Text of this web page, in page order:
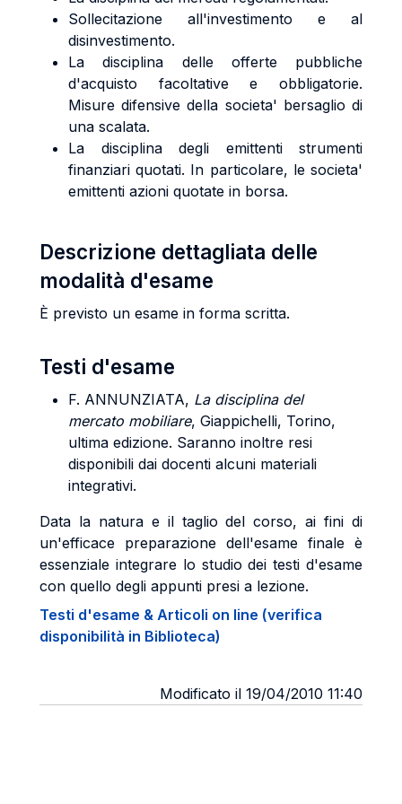
Sollecitazione all'investimento e al
disinvestimento.
La disciplina delle offerte pubbliche
d'acquisto facoltative e obbligatorie.
Misure difensive della societa' bersaglio di
una scalata.
La disciplina degli emittenti strumenti
finanziari quotati. In particolare, le societa'
emittenti azioni quotate in borsa.
Descrizione dettagliata delle
modalità d'esame
È previsto un esame in forma scritta.
Testi d'esame
F. ANNUNZIATA, La disciplina del
mercato mobiliare, Giappichelli, Torino,
ultima edizione. Saranno inoltre resi
disponibili dai docenti alcuni materiali
integrativi.
Data la natura e il taglio del corso, ai fini di
un'efficace preparazione dell'esame finale è
essenziale integrare lo studio dei testi d'esame
con quello degli appunti presi a lezione.
Testi d'esame & Articoli on line (verifica
disponibilità in Biblioteca)
Modificato il 19/04/2010 11:40